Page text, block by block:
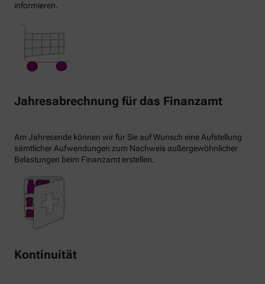
informieren.
Jahresabrechnung für das Finanzamt
Am Jahresende können wir für Sie auf Wunsch eine Aufstellung
sämtlicher Aufwendungen zum Nachweis außergewöhnlicher
Belastungen beim Finanzamt erstellen.
Kontinuität